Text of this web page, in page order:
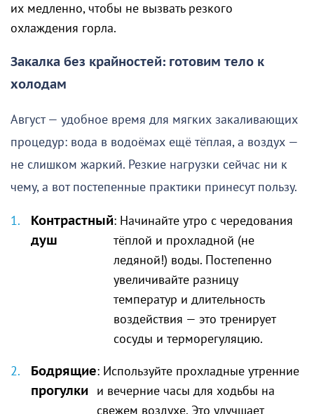
их медленно, чтобы не вызвать резкого
охлаждения горла.
Закалка без крайностей: готовим тело к
холодам
Август — удобное время для мягких закаливающих
процедур: вода в водоёмах ещё тёплая, а воздух —
не слишком жаркий. Резкие нагрузки сейчас ни к
чему, а вот постепенные практики принесут пользу.
Контрастный
душ
: Начинайте утро с чередования
тёплой и прохладной (не
ледяной!) воды. Постепенно
увеличивайте разницу
температур и длительность
воздействия — это тренирует
сосуды и терморегуляцию.
Бодрящие
прогулки
: Используйте прохладные утренние
и вечерние часы для ходьбы на
свежем воздухе. Это улучшает